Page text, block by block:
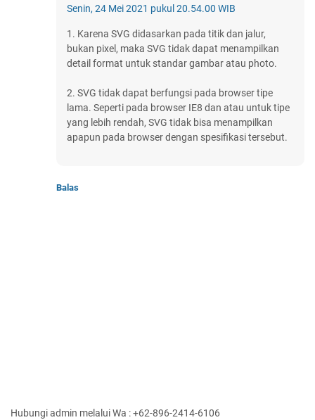
Senin, 24 Mei 2021 pukul 20.54.00 WIB
1. Karena SVG didasarkan pada titik dan jalur,
bukan pixel, maka SVG tidak dapat menampilkan
detail format untuk standar gambar atau photo.
2. SVG tidak dapat berfungsi pada browser tipe
lama. Seperti pada browser IE8 dan atau untuk tipe
yang lebih rendah, SVG tidak bisa menampilkan
apapun pada browser dengan spesifikasi tersebut.
Balas
Hubungi admin melalui Wa : +62-896-2414-6106